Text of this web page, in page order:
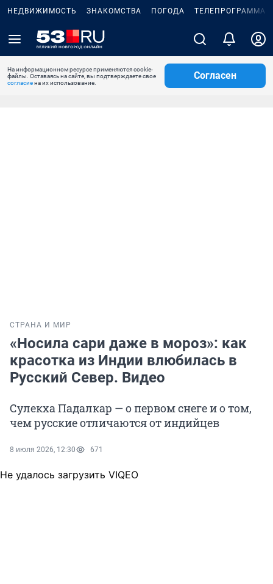
НЕДВИЖИМОСТЬ ЗНАКОМСТВА ПОГОДА ТЕЛЕПРОГРАММА
На информационном ресурсе применяются cookie-
файлы. Оставаясь на сайте, вы подтверждаете свое
согласиена их использование.
Согласен
СТРАНА И МИР
«Носила сари даже в мороз»: как
красотка из Индии влюбилась в
Русский Север. Видео
Сулекха Падалкар — о первом снеге и о том,
чем русские отличаются от индийцев
8 июля 2026, 12:30 671
Не удалось загрузить VIQEO